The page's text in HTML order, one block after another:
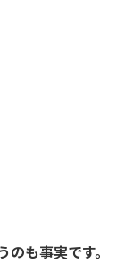
も事実です。